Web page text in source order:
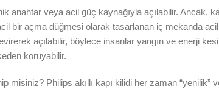
anahtar veya acil güç kaynağıyla açılabilir. Ancak,
bir açma düğmesi olarak tasarlanan iç mekanda
açılabilir, böylece insanlar yangın ve enerji
koruyabilir.
misiniz? Philips akıllı kapı kilidi her zaman “yenilik”